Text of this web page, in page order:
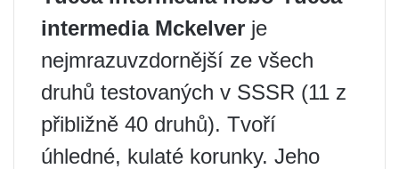
intermedia Mckelver je
nejmrazuvzdornější ze všech
druhů testovaných v SSSR (11 z
přibližně 40 druhů). Tvoří
úhledné, kulaté korunky. Jeho